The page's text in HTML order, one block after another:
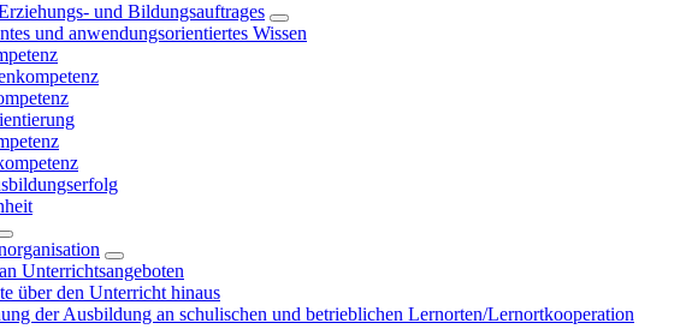
und Bildungsauftrages
und anwendungsorientiertes Wissen
Unterrichtsangeboten
über den Unterricht hinaus
der Ausbildung an schulischen und betrieblichen Lernorten/Lernortkooperation